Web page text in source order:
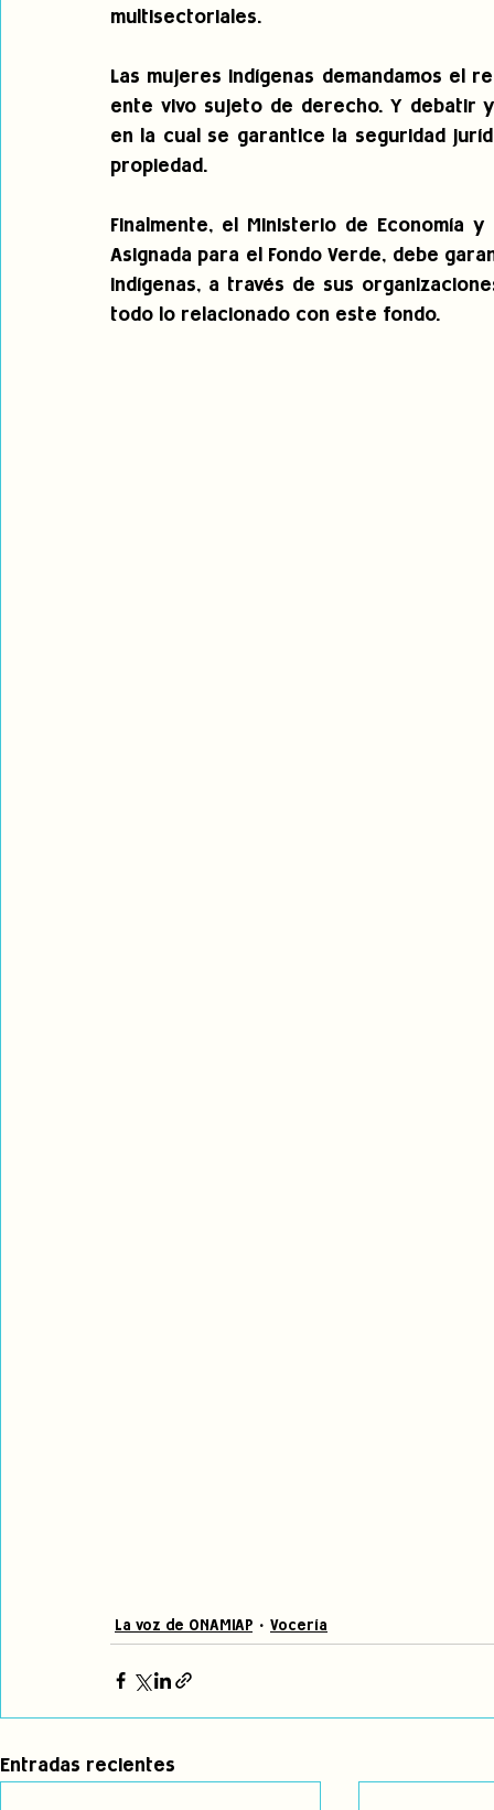
multisectoriales.
Las mujeres indígenas demandamos el
ente vivo sujeto de derecho. Y debatir
en la cual se garantice la seguridad
propiedad.
Finalmente, el Ministerio de Economía
Asignada para el Fondo Verde, debe
indígenas, a través de sus
todo lo relacionado con este fondo.
La voz de ONAMIAP Vocería
Entradas recientes